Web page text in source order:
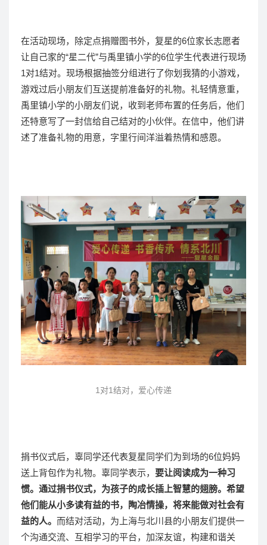
在活动现场，除定点捐赠图书外，复星的6位家长志愿者
让自己家的“星二代”与禹里镇小学的6位学生代表进行现场
1对1结对。现场根据抽签分组进行了你划我猜的小游戏，
游戏过后小朋友们互送提前准备好的礼物。礼轻情意重，
禹里镇小学的小朋友们说，收到老师布置的任务后，他们
还特意写了一封信给自己结对的小伙伴。在信中，他们讲
述了准备礼物的用意，字里行间洋溢着热情和感恩。
1对1结对，爱心传递
捐书仪式后，辜同学还代表复星同学们为到场的6位妈妈
送上背包作为礼物。辜同学表示， 要让阅读成为一种习
惯。通过捐书仪式，为孩子的成长插上智慧的翅膀。希望
他们能从小多读有益的书，陶冶情操，将来能做对社会有
益的人。 而结对活动，为上海与北川县的小朋友们提供一
个沟通交流、互相学习的平台，加深友谊，构建和谐关